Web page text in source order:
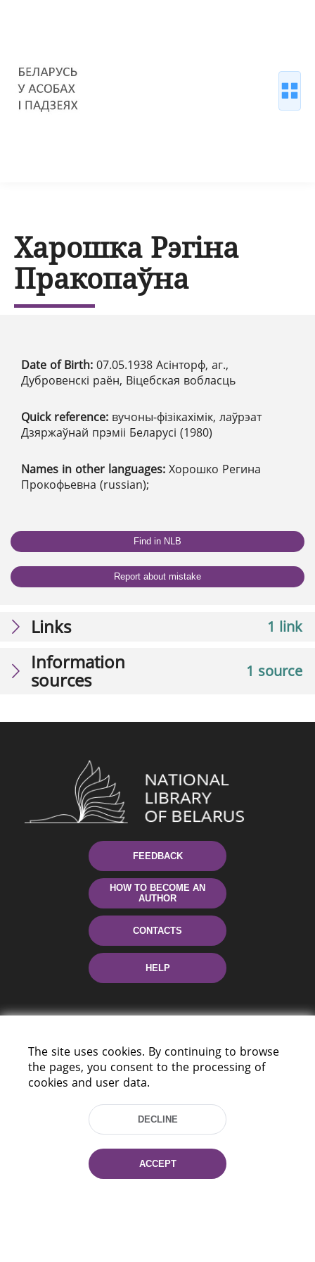
Харошка Рэгіна
Пракопаўна
Date of Birth: 07.05.1938 Асінторф, аг.,
Дубровенскі раён, Віцебская вобласць
Quick reference: вучоны-фізікахімік, лаўрэат
Дзяржаўнай прэміі Беларусі (1980)
Names in other languages: Хорошко Регина
Прокофьевна (russian);
Find in NLB
Report about mistake
1 link
Links
1 source
Information
sources
FEEDBACK
HOW TO BECOME AN
AUTHOR
CONTACTS
HELP
220114, Niezaležnasci Ave. 116, Minsk,
Tel.: (+375 17) 368 37 37
Fax: (+375 17) 368 97 06
E-mail: inbox@nlb.by
The site uses cookies. By continuing to browse
the pages, you consent to the processing of
cookies and user data.
DECLINE
ACCEPT